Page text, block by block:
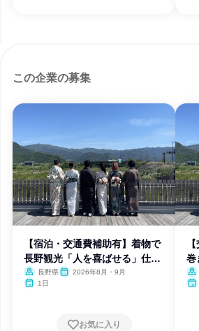
この企業の募集
【宿泊・交通費補助有】着物で
長野観光「人を喜ばせる」仕事
体験長野県
2026年8月・9月
1日
お気に入り
巻